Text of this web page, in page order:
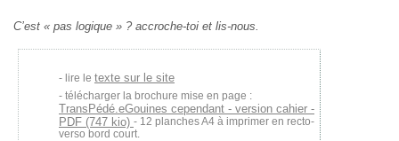
C’est « pas logique » ? accroche-toi et lis-nous.
lire le texte sur le site
télécharger la brochure mise en page :
TransPédé.eGouines cependant - version cahier -
PDF (747 kio) - 12 planches A4 à imprimer en recto-
verso bord court.